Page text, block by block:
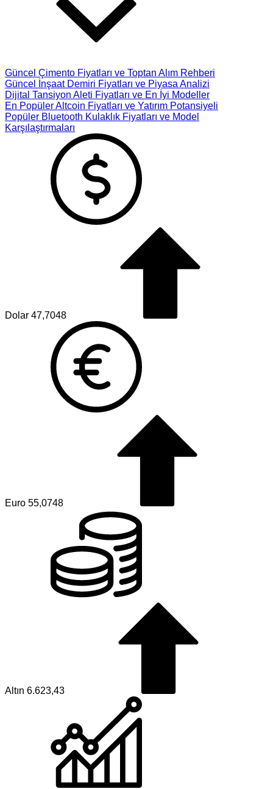
Güncel Çimento Fiyatları ve Toptan Alım Rehberi
Güncel İnşaat Demiri Fiyatları ve Piyasa Analizi
Dijital Tansiyon Aleti Fiyatları ve En İyi Modeller
En Popüler Altcoin Fiyatları ve Yatırım Potansiyeli
Popüler Bluetooth Kulaklık Fiyatları ve Model
Karşılaştırmaları
Dolar 47,7048
Euro 55,0748
Altın 6.623,43